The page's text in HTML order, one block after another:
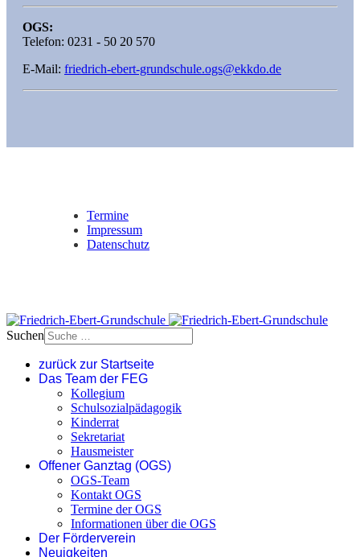
OGS:
Telefon: 0231 - 50 20 570
E-Mail: friedrich-ebert-grundschule.ogs@ekkdo.de
Termine
Impressum
Datenschutz
Suchen
zurück zur Startseite
Das Team der FEG
Kollegium
Schulsozialpädagogik
Kinderrat
Sekretariat
Hausmeister
Offener Ganztag (OGS)
OGS-Team
Kontakt OGS
Termine der OGS
Informationen über die OGS
Der Förderverein
Neuigkeiten